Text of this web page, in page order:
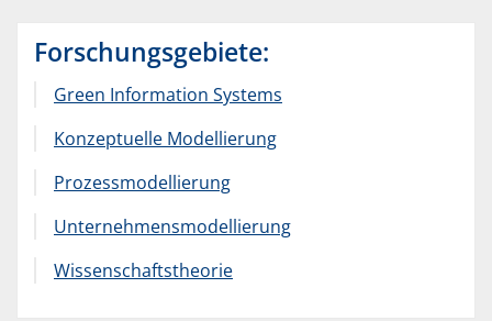
Forschungsgebiete:
Green Information Systems
Konzeptuelle Modellierung
Prozessmodellierung
Unternehmensmodellierung
Wissenschaftstheorie